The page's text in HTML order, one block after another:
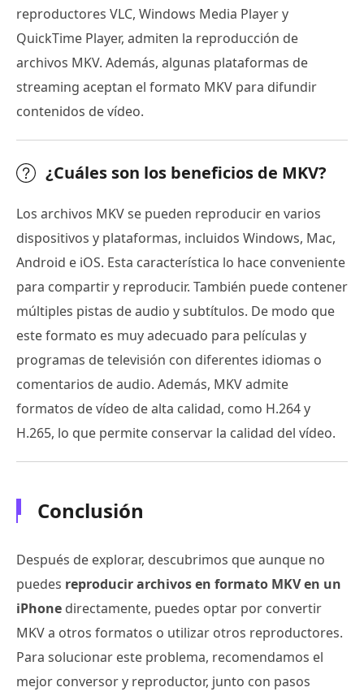
reproductores VLC, Windows Media Player y
QuickTime Player, admiten la reproducción de
archivos MKV. Además, algunas plataformas de
streaming aceptan el formato MKV para difundir
contenidos de vídeo.
¿Cuáles son los beneficios de MKV?
Los archivos MKV se pueden reproducir en varios
dispositivos y plataformas, incluidos Windows, Mac,
Android e iOS. Esta característica lo hace conveniente
para compartir y reproducir. También puede contener
múltiples pistas de audio y subtítulos. De modo que
este formato es muy adecuado para películas y
programas de televisión con diferentes idiomas o
comentarios de audio. Además, MKV admite
formatos de vídeo de alta calidad, como H.264 y
H.265, lo que permite conservar la calidad del vídeo.
Conclusión
Después de explorar, descubrimos que aunque no
puedes reproducir archivos en formato MKV en un
iPhone directamente, puedes optar por convertir
MKV a otros formatos o utilizar otros reproductores.
Para solucionar este problema, recomendamos el
mejor conversor y reproductor, junto con pasos